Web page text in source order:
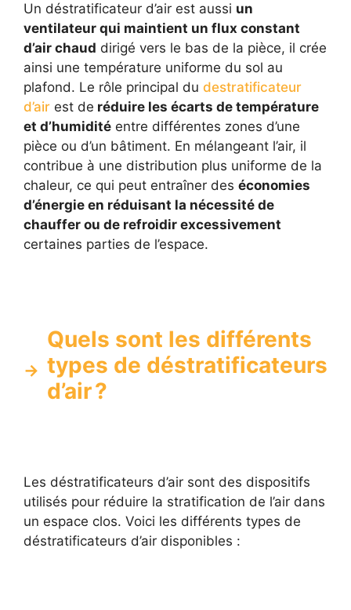
Un déstratificateur d’air est aussi un
ventilateur qui maintient un flux constant
d’air chaud dirigé vers le bas de la pièce, il crée
ainsi une température uniforme du sol au
plafond. Le rôle principal du destratificateur
d’air est de réduire les écarts de température
et d’humidité entre différentes zones d’une
pièce ou d’un bâtiment. En mélangeant l’air, il
contribue à une distribution plus uniforme de la
chaleur, ce qui peut entraîner des économies
d’énergie en réduisant la nécessité de
chauffer ou de refroidir excessivement
certaines parties de l’espace.
Quels sont les différents
types de déstratificateurs
d’air ?
Les déstratificateurs d’air sont des dispositifs
utilisés pour réduire la stratification de l’air dans
un espace clos. Voici les différents types de
déstratificateurs d’air disponibles :